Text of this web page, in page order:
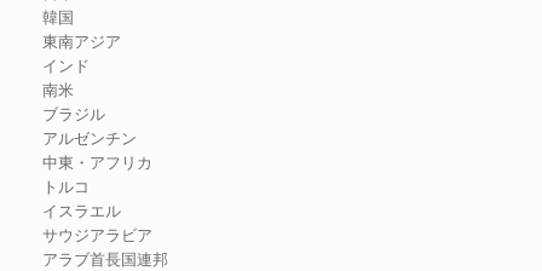
韓国
東南アジア
インド
南米
ブラジル
アルゼンチン
中東・アフリカ
トルコ
イスラエル
サウジアラビア
アラブ首長国連邦